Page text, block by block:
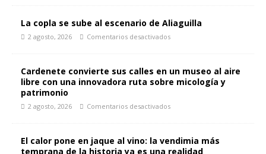
La copla se sube al escenario de Aliaguilla
2 agosto, 2026 Comentarios desactivados
Cardenete convierte sus calles en un museo al aire
libre con una innovadora ruta sobre micología y
patrimonio
2 agosto, 2026 Comentarios desactivados
El calor pone en jaque al vino: la vendimia más
temprana de la historia ya es una realidad